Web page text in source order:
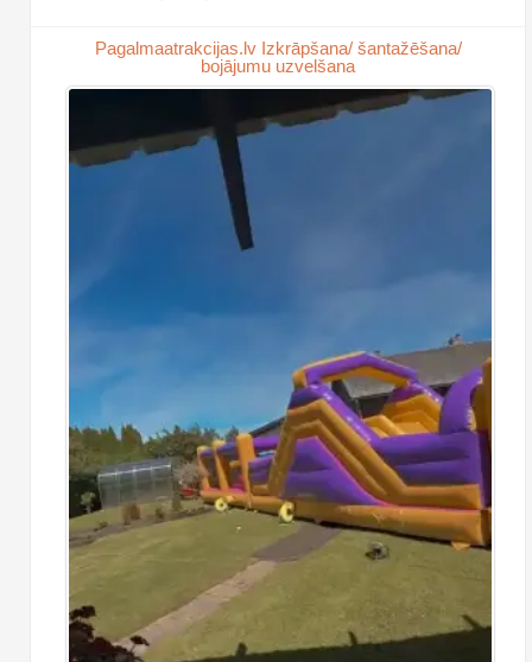
Pagalmaatrakcijas.lv Izkrāpšana/ šantažēšana/
bojājumu uzvelšana